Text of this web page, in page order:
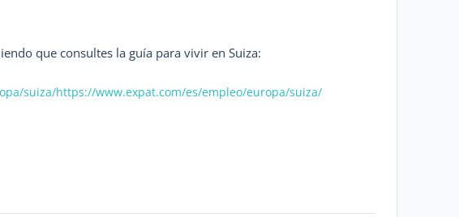
que consultes la guía para vivir en Suiza:
suiza/https://www.expat.com/es/empleo/europa/suiza/